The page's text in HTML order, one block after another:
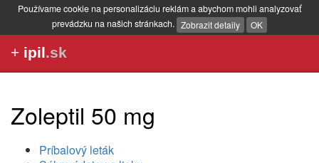
Používame cookie na personalizáciu reklám a abychom mohli analyzovať
prevádzku na našich stránkach. Zobrazit detaily OK
+ ipil.sk
Zoleptil 50 mg
Príbalový leták